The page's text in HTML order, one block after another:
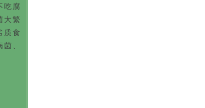
吃腐
大繁
质食
、